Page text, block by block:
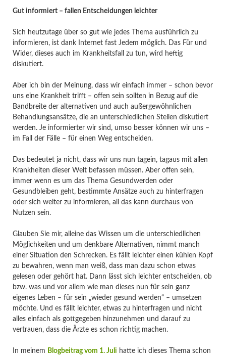
Gut informiert – fallen Entscheidungen leichter
Sich heutzutage über so gut wie jedes Thema ausführlich zu
informieren, ist dank Internet fast Jedem möglich. Das Für und
Wider, dieses auch im Krankheitsfall zu tun, wird heftig
diskutiert.
Aber ich bin der Meinung, dass wir einfach immer – schon bevor
uns eine Krankheit trifft – offen sein sollten in Bezug auf die
Bandbreite der alternativen und auch außergewöhnlichen
Behandlungsansätze, die an unterschiedlichen Stellen diskutiert
werden. Je informierter wir sind, umso besser können wir uns –
im Fall der Fälle – für einen Weg entscheiden.
Das bedeutet ja nicht, dass wir uns nun tagein, tagaus mit allen
Krankheiten dieser Welt befassen müssen. Aber offen sein,
immer wenn es um das Thema Gesundwerden oder
Gesundbleiben geht, bestimmte Ansätze auch zu hinterfragen
oder sich weiter zu informieren, all das kann durchaus von
Nutzen sein.
Glauben Sie mir, alleine das Wissen um die unterschiedlichen
Möglichkeiten und um denkbare Alternativen, nimmt manch
einer Situation den Schrecken. Es fällt leichter einen kühlen Kopf
zu bewahren, wenn man weiß, dass man dazu schon etwas
gelesen oder gehört hat. Dann lässt sich leichter entscheiden, ob
bzw. was und vor allem wie man dieses nun für sein ganz
eigenes Leben – für sein „wieder gesund werden“ – umsetzen
möchte. Und es fällt leichter, etwas zu hinterfragen und nicht
alles einfach als gottgegeben hinzunehmen und darauf zu
vertrauen, dass die Ärzte es schon richtig machen.
In meinem Blogbeitrag vom 1. Juli hatte ich dieses Thema schon